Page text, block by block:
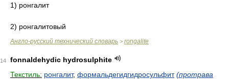
1) ронгалит
2) ронгалитовый
Англо-русский технический словарь > rongalite
14
fonnaldehydic hydrosulphite
Текстиль: ронгалит, формальдегидгидросульфит (протрава